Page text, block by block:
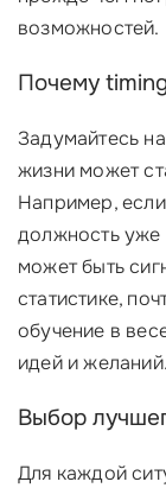
возможностей.
Почему
Задумайтесь
жизни может
Например,
должность уже
может быть
статистике,
обучение в
идей и желаний.
Выбор
Для каждой